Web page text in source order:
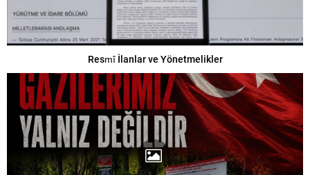
Resmî İlanlar ve Yönetmelikler